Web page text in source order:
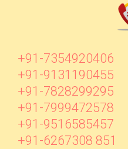
+91-7354920406
+91-9131190455
+91-7828299295
+91-7999472578
+91-9516585457
+91-6267308 851